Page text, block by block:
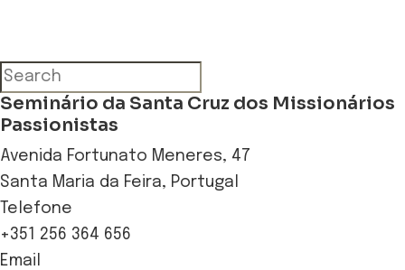
Seminário da Santa Cruz dos Missionários
Passionistas
Avenida Fortunato Meneres, 47
Santa Maria da Feira, Portugal
Telefone
+351 256 364 656
Email